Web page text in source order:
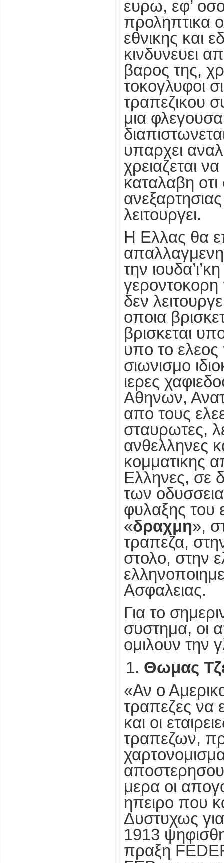
ευρω, εφ’
προληπτικα
εθνικης και
κινδυνευει
βαρος της,
τοκογλυφοι
τραπεζικου
μια
υπαρχει
χρειαζεται
καταλαβη
λειτουργει.
Η Ελλας θα
την
δεν
οποια
βρισκεται
υπο το ελεος
σιωνισμο
ιερες
Αθηνων,
απο τους
σταυρωτες,
ανθελληνες
κομματικης
Ελληνες, σε
των
φυλαξης του
«δραχμη»,
τραπεζα,
στολο, στην
Ασφαλειας.
Για το
συστημα, οι
ομιλουν την
Θωμας
«Αν ο
τραπεζες να
και οι
τραπεζων,
μερα οι
ηπειρο που
Δυστυχως
1913
πραξη